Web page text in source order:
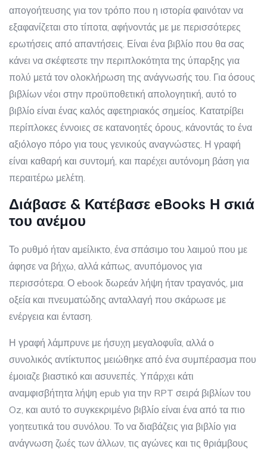
απογοήτευσης για τον τρόπο που η ιστορία φαινόταν να
εξαφανίζεται στο τίποτα, αφήνοντάς με με περισσότερες
ερωτήσεις από απαντήσεις. Είναι ένα βιβλίο που θα σας
κάνει να σκέφτεστε την περιπλοκότητα της ύπαρξης για
πολύ μετά τον ολοκλήρωση της ανάγνωσής του. Για όσους
βιβλίων νέοι στην προϋποθετική απολογητική, αυτό το
βιβλίο είναι ένας καλός αφετηριακός σημείος. Κατατρίβει
περίπλοκες έννοιες σε κατανοητές όρους, κάνοντάς το ένα
αξιόλογο πόρο για τους γενικούς αναγνώστες. Η γραφή
είναι καθαρή και συντομή, και παρέχει αυτόνομη βάση για
περαιτέρω μελέτη.
Διάβασε & Κατέβασε eBooks Η σκιά
του ανέμου
Το ρυθμό ήταν αμείλικτο, ένα σπάσιμο του λαιμού που με
άφησε να βήχω, αλλά κάπως, ανυπόμονος για
περισσότερα. Ο ebook δωρεάν λήψη ήταν τραγανός, μια
οξεία και πνευματώδης ανταλλαγή που σκάρωσε με
ενέργεια και ένταση.
Η γραφή λάμπρυνε με ήσυχη μεγαλοφυΐα, αλλά ο
συνολικός αντίκτυπος μειώθηκε από ένα συμπέρασμα που
έμοιαζε βιαστικό και ασυνεπές. Υπάρχει κάτι
αναμφισβήτητα λήψη epub για την RPT σειρά βιβλίων του
Oz, και αυτό το συγκεκριμένο βιβλίο είναι ένα από τα πιο
γοητευτικά του συνόλου. Το να διαβάζεις για βιβλίο για
ανάγνωση ζωές των άλλων, τις αγώνες και τις θριάμβους